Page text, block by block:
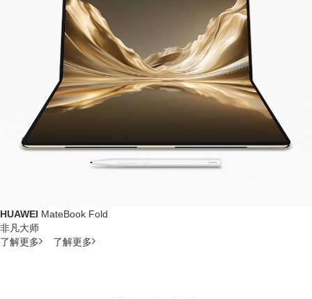
HUAWEI MateBook Fold
非凡大师
了解更多
了解更多